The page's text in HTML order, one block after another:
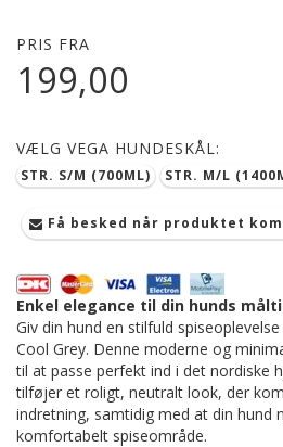
PRIS FRA
199,00
VÆLG VEGA HUNDESKÅL:
STR. S/M (700ML) STR. M/L
Få besked når produktet
Enkel elegance til din hunds
Giv din hund en stilfuld
Cool Grey. Denne moderne og
til at passe perfekt ind i det nordiske
tilføjer et roligt, neutralt look, der
indretning, samtidig med at din hund
komfortabelt spiseområde.